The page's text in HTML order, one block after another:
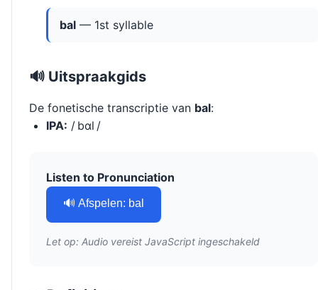
bal — 1st syllable
🔊 Uitspraakgids
De fonetische transcriptie van bal:
IPA: / bɑl /
Listen to Pronunciation
🔊 Afspelen: bal
Let op: Audio vereist JavaScript ingeschakeld